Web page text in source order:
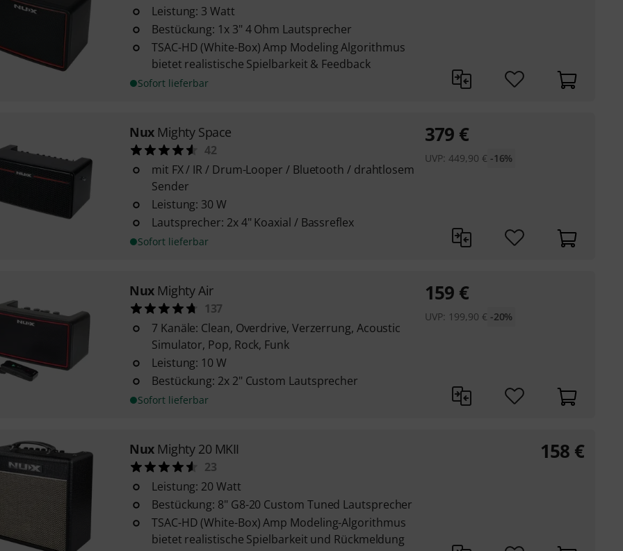
Leistung: 3 Watt
Bestückung: 1x 3" 4 Ohm Lautsprecher
TSAC-HD (White-Box) Amp Modeling Algorithmus
bietet realistische Spielbarkeit & Feedback
Sofort lieferbar
Nux Mighty Space
42
mit FX / IR / Drum-Looper / Bluetooth / drahtlosem
Sender
Leistung: 30 W
Lautsprecher: 2x 4" Koaxial / Bassreflex
Sofort lieferbar
379 €
UVP:449,90 € -16%
Nux Mighty Air
137
7 Kanäle: Clean, Overdrive, Verzerrung, Acoustic
Simulator, Pop, Rock, Funk
Leistung: 10 W
Bestückung: 2x 2" Custom Lautsprecher
Sofort lieferbar
159 €
UVP: 199,90 € -20%
Nux Mighty 20 MKII
23
Leistung: 20 Watt
Bestückung: 8" G8-20 Custom Tuned Lautsprecher
TSAC-HD (White-Box) Amp Modeling-Algorithmus
bietet realistische Spielbarkeit und Rückmeldung
158 €